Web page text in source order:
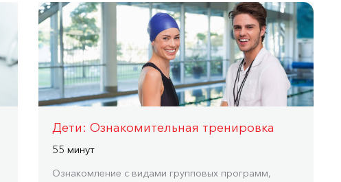
Дети: Ознакомительная тренировка
55 минут
Ознакомление с видами групповых программ,